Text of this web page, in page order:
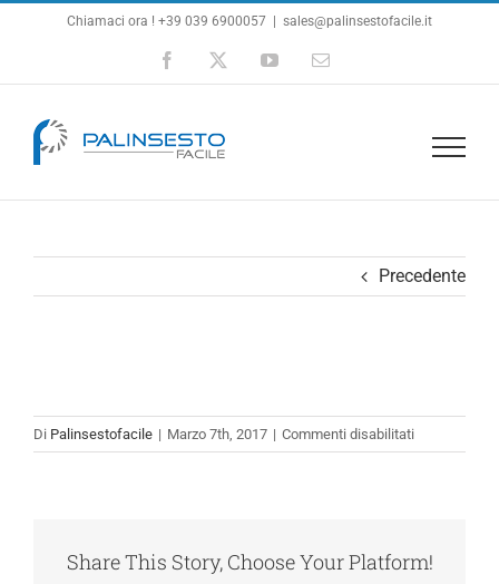
Chiamaci ora ! +39 039 6900057 sales@palinsestofacile.it
Facebook YouTubeEmail
Precedente
Di Palinsestofacile | Marzo 7th, 2017 | Commenti disabilitatisu
logo-
Share This Story, Choose Your Platform!